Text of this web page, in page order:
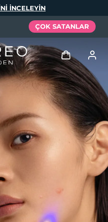
INCELEYIN
ÇOK SATANLAR
Giriş
Kullanici profi̇li̇
Cihazlarım
Siparişlerim
Adresim
Aboneliklerim
Elixir
Español
繁體中文